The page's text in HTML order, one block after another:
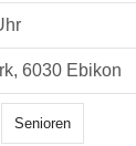
6030 Ebikon
Senioren